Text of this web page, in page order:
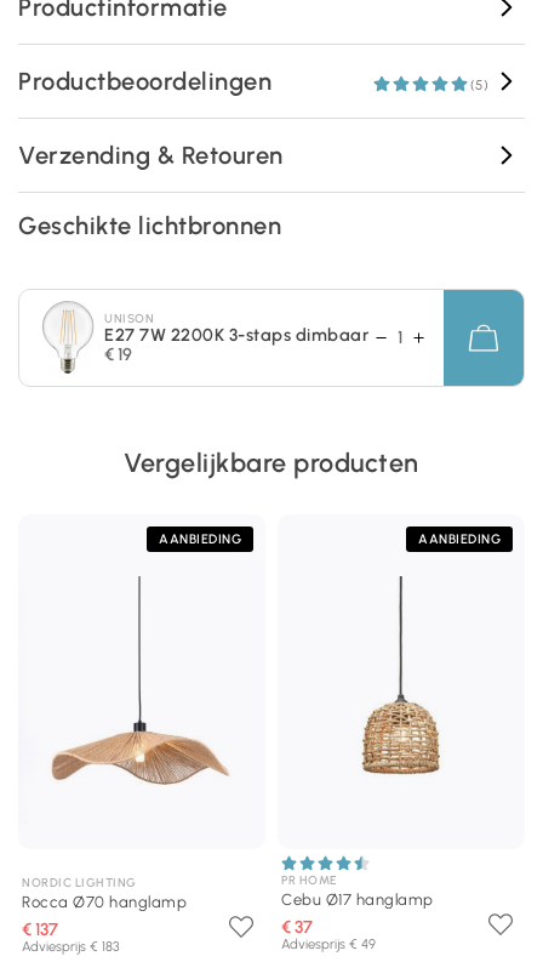
Productinformatie
Productbeoordelingen (5)
Verzending & Retouren
Geschikte lichtbronnen
UNISON
E27 7W 2200K 3-staps dimbaar
€ 19
Vergelijkbare producten
AANBIEDING
NORDIC LIGHTING
Rocca Ø70 hanglamp
€ 137
Adviesprijs € 183
AANBIEDING
PR HOME
Cebu Ø17 hanglamp
€ 37
Adviesprijs € 49